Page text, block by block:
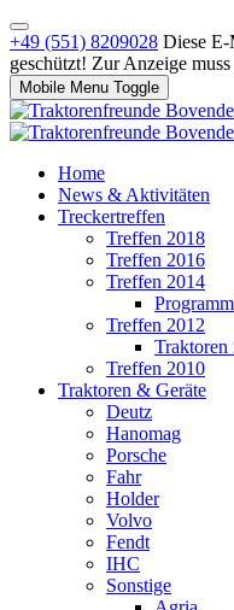
+49 (551) 8209028 Diese E-
geschützt! Zur Anzeige
Mobile Menu Toggle
Home
News & Aktivitäten
Treckertreffen
Treffen 2018
Treffen 2016
Treffen 2014
Treffen 2012
Traktoren
Treffen 2010
Traktoren & Geräte
Deutz
Hanomag
Porsche
Fahr
Holder
Volvo
Fendt
IHC
Sonstige